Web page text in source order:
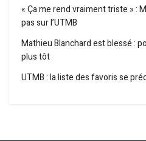
« Ça me rend vraiment triste » :
pas sur l’UTMB
Mathieu Blanchard est blessé :
plus tôt
UTMB : la liste des favoris se